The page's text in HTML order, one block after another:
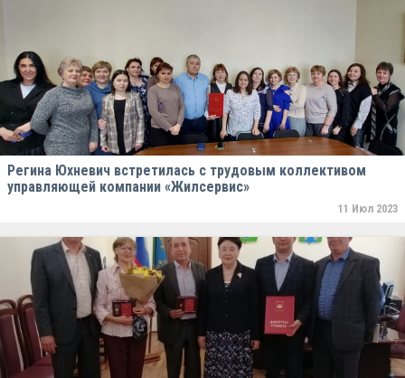
Регина Юхневич встретилась с трудовым коллективом
управляющей компании «Жилсервис»
11 Июл 2023